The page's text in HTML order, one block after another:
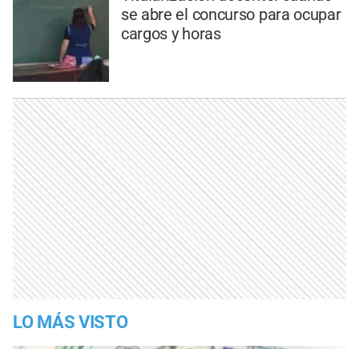
se abre el concurso para ocupar
cargos y horas
LO MÁS VISTO